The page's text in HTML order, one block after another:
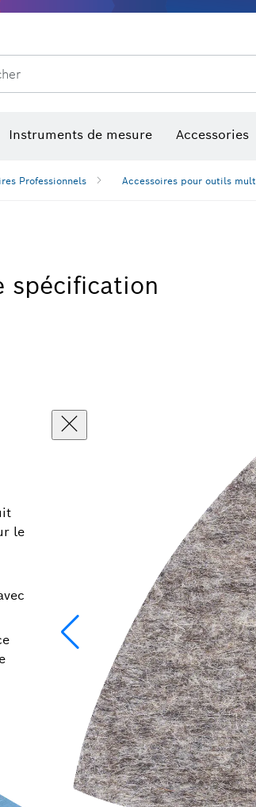
Instruments de mesure Accessories
Professionnels Accessoires pour outils
spécification
le